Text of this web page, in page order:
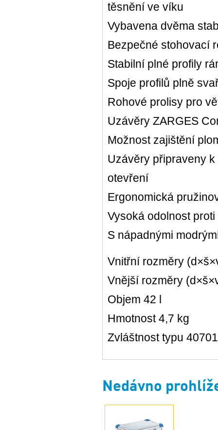
těsnění ve víku
Vybavena dvěma
Bezpečné stohovací
Stabilní plné profily
Spoje profilů plně
Rohové prolisy pro
Uzávěry ZARGES
Možnost zajištění
Uzávěry připraveny
otevření
Ergonomická
Vysoká odolnost
S nápadnými
Vnitřní rozměry
Vnější rozměry
Objem 42 l
Hmotnost 4,7 kg
Zvláštnost typu
Nedávno